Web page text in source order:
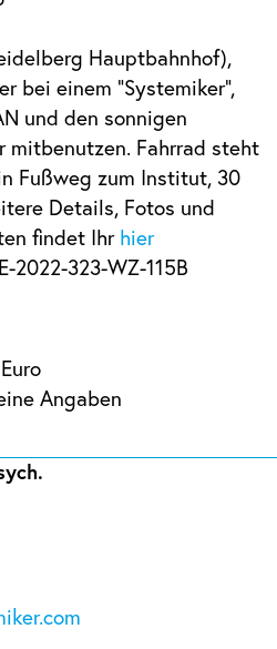
Hauptbahnhof),
bei einem "Systemiker",
und den sonnigen
mitbenutzen. Fahrrad steht
Fußweg zum Institut, 30
Details, Fotos und
findet Ihr hier
2022-323-WZ-115B
Angaben